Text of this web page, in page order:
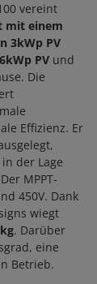
vereint
mit einem
3kWp PV
PV und
Die
Effizienz. Er
der Lage
MPPT-
450V. Dank
wiegt
. Darüber
eine
Betrieb.